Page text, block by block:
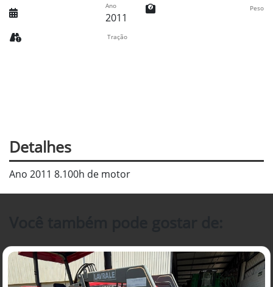
Ano
2011
Peso
Tração
Detalhes
Ano 2011 8.100h de motor